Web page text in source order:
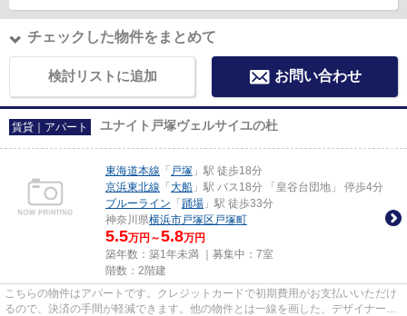
チェックした物件をまとめて
検討リストに追加 お問い合わせ
賃貸｜アパート ユナイト戸塚ヴェルサイユの杜
東海道本線 「 戸塚 」駅 徒歩18分
京浜東北線 「 大船 」駅 バス18分 「皇谷台団地」 停歩4分
ブルーライン 「 踊場 」駅 徒歩33分
神奈川県横浜市戸塚区 戸塚町
5.5万円～5.8万円
築年数：築1年未満 ｜募集中： 7室
階数：2階建
こちらの物件はアパートです。クレジットカードで初期費用がお支払いいただけ
るので、決済の手間が軽減できます。他の物件とは一線を画した、デザイナーズ